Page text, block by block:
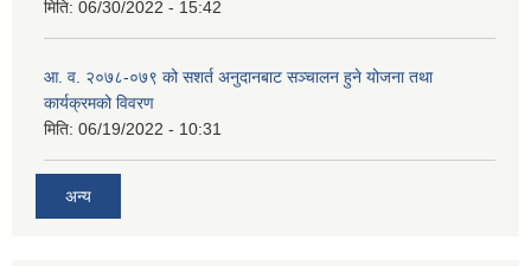
मिति: 06/30/2022 - 15:42
आ. व. २०७८-०७९ को सशर्त अनुदानबाट सञ्चालन हुने योजना तथा
कार्यक्रमको विवरण
मिति: 06/19/2022 - 10:31
अन्य